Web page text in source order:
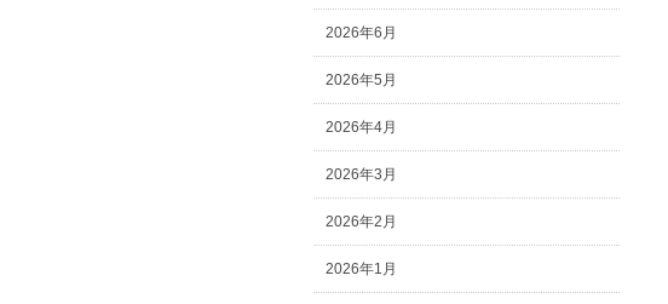
2026年6月
2026年5月
2026年4月
2026年3月
2026年2月
2026年1月